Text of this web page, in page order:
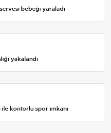
bebeği yaraladı
yakalandı
konforlu spor imkanı